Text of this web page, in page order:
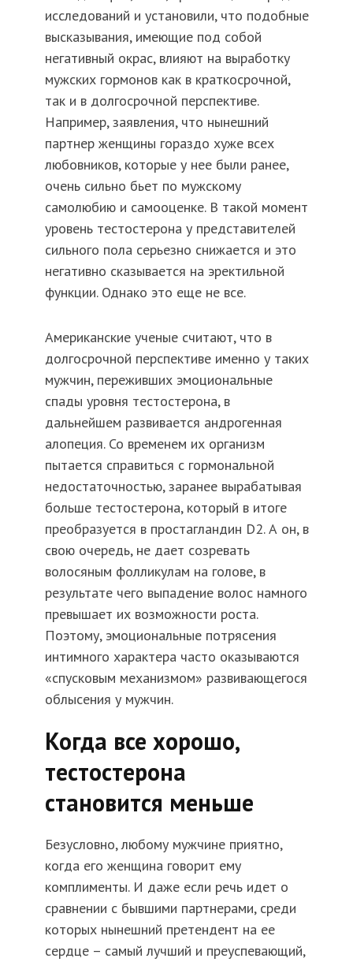
исследований и установили, что подобные
высказывания, имеющие под собой
негативный окрас, влияют на выработку
мужских гормонов как в краткосрочной,
так и в долгосрочной перспективе.
Например, заявления, что нынешний
партнер женщины гораздо хуже всех
любовников, которые у нее были ранее,
очень сильно бьет по мужскому
самолюбию и самооценке. В такой момент
уровень тестостерона у представителей
сильного пола серьезно снижается и это
негативно сказывается на эректильной
функции. Однако это еще не все.
Американские ученые считают, что в
долгосрочной перспективе именно у таких
мужчин, переживших эмоциональные
спады уровня тестостерона, в
дальнейшем развивается андрогенная
алопеция. Со временем их организм
пытается справиться с гормональной
недостаточностью, заранее вырабатывая
больше тестостерона, который в итоге
преобразуется в простагландин D2. А он, в
свою очередь, не дает созревать
волосяным фолликулам на голове, в
результате чего выпадение волос намного
превышает их возможности роста.
Поэтому, эмоциональные потрясения
интимного характера часто оказываются
«спусковым механизмом» развивающегося
облысения у мужчин.
Когда все хорошо,
тестостерона
становится меньше
Безусловно, любому мужчине приятно,
когда его женщина говорит ему
комплименты. И даже если речь идет о
сравнении с бывшими партнерами, среди
которых нынешний претендент на ее
сердце – самый лучший и преуспевающий,